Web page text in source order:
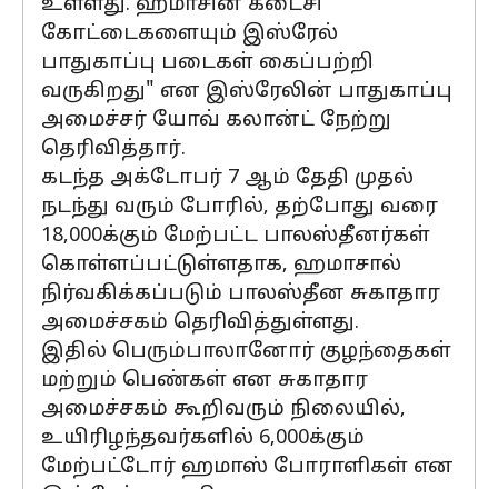
கோட்டைகளையும் இஸ்ரேல்
பாதுகாப்பு படைகள் கைப்பற்றி
வருகிறது" என இஸ்ரேலின் பாதுகாப்பு
அமைச்சர் யோவ் கலான்ட் நேற்று
தெரிவித்தார்.
கடந்த அக்டோபர் 7 ஆம் தேதி முதல்
நடந்து வரும் போரில், தற்போது வரை
18,000க்கும் மேற்பட்ட பாலஸ்தீனர்கள்
கொள்ளப்பட்டுள்ளதாக, ஹமாசால்
நிர்வகிக்கப்படும் பாலஸ்தீன சுகாதார
அமைச்சகம் தெரிவித்துள்ளது.
இதில் பெரும்பாலானோர் குழந்தைகள்
மற்றும் பெண்கள் என சுகாதார
அமைச்சகம் கூறிவரும் நிலையில்,
உயிரிழந்தவர்களில் 6,000க்கும்
மேற்பட்டோர் ஹமாஸ் போராளிகள் என